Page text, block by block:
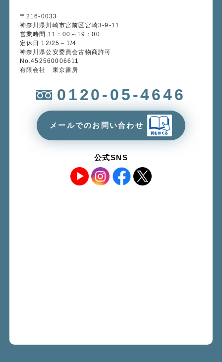
〒216-0033
神奈川県川崎市宮前区宮崎3-9-11
営業時間 11：00～19：00
定休日 12/25～1/4
神奈川県公安委員会古物商許可
No.452560006611
有限会社 東京書房
0120-05-4646
メールでのお問い合わせ
公式SNS